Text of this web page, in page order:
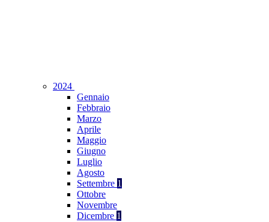
2024
Gennaio
Febbraio
Marzo
Aprile
Maggio
Giugno
Luglio
Agosto
Settembre 1
Ottobre
Novembre
Dicembre 1